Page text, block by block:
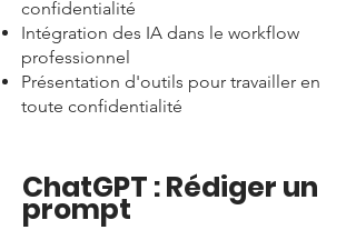
confidentialité
Intégration des IA dans le workflow
professionnel
Présentation d'outils pour travailler en
toute confidentialité
ChatGPT : Rédiger un
prompt